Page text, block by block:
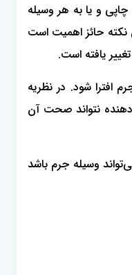
و یا به هر وسیله
ذکر این نکته حائز اهمیت است
یافته است.
افترا شود. در نظریه
نسبت‌دهنده نتواند صحت آن
وسیله جرم باشد